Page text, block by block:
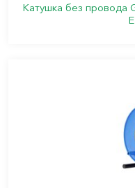
Катушка без провода